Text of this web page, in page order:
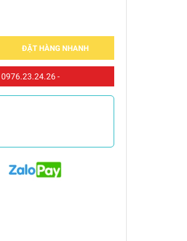
ĐẶT HÀNG NHANH
0976.23.24.26-